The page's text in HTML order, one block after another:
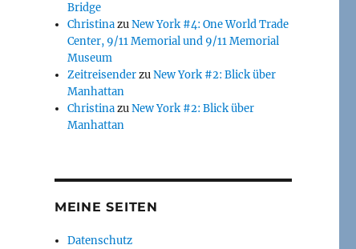
Bridge
ChristinazuNew York #4: One World Trade
Center, 9/11 Memorial und 9/11 Memorial
Museum
ZeitreisenderzuNew York #2: Blick über
Manhattan
ChristinazuNew York #2: Blick über
Manhattan
MEINE SEITEN
Datenschutz